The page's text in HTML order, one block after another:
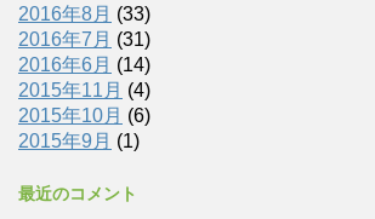
2016年8月 (33)
2016年7月 (31)
2016年6月 (14)
2015年11月 (4)
2015年10月 (6)
2015年9月 (1)
最近のコメント